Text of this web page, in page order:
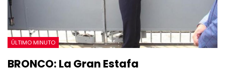
ÚLTIMO MINUTO
BRONCO: La Gran Estafa